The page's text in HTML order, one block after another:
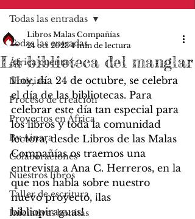
Todas las entradas
África cuenta
Noticias
Proceso de creación
Proyectos en África
By Ainara
Colaboraciones
Nuestros libros
Taller de escritura
Iniciativas bonitas
Todas las entradas
La biblioteca del manglar
Libros Malas Compañías
24 oct 2023 4 min de lectura
Hoy, día 24 de octubre, se celebra
el día de las bibliotecas. Para
celebrar este día tan especial para
los libros y toda la comunidad
lectora, desde Libros de las Malas
Compañías os traemos una
entrevista a Ana C. Herreros, en la
que nos habla sobre nuestro
nuevo proyecto, ¡las
bibliopiraguas!